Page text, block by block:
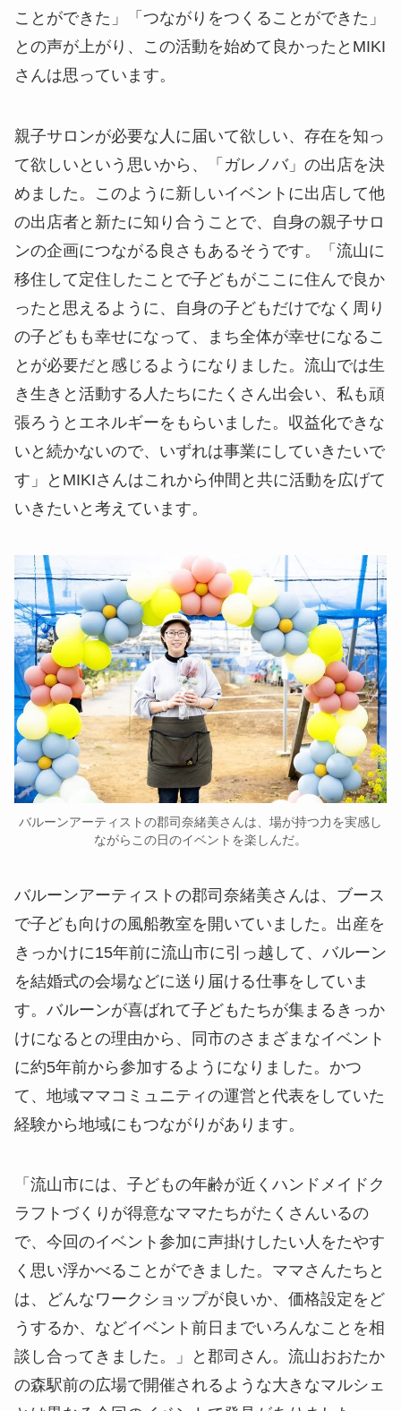
ことができた」「つながりをつくることができた」
との声が上がり、この活動を始めて良かったとMIKI
さんは思っています。
親子サロンが必要な人に届いて欲しい、存在を知っ
て欲しいという思いから、「ガレノバ」の出店を決
めました。このように新しいイベントに出店して他
の出店者と新たに知り合うことで、自身の親子サロ
ンの企画につながる良さもあるそうです。「流山に
移住して定住したことで子どもがここに住んで良か
ったと思えるように、自身の子どもだけでなく周り
の子どもも幸せになって、まち全体が幸せになるこ
とが必要だと感じるようになりました。流山では生
き生きと活動する人たちにたくさん出会い、私も頑
張ろうとエネルギーをもらいました。収益化できな
いと続かないので、いずれは事業にしていきたいで
す」とMIKIさんはこれから仲間と共に活動を広げて
いきたいと考えています。
バルーンアーティストの郡司奈緒美さんは、場が持つ力を実感し
ながらこの日のイベントを楽しんだ。
バルーンアーティストの郡司奈緒美さんは、ブース
で子ども向けの風船教室を開いていました。出産を
きっかけに15年前に流山市に引っ越して、バルーン
を結婚式の会場などに送り届ける仕事をしていま
す。バルーンが喜ばれて子どもたちが集まるきっか
けになるとの理由から、同市のさまざまなイベント
に約5年前から参加するようになりました。かつ
て、地域ママコミュニティの運営と代表をしていた
経験から地域にもつながりがあります。
「流山市には、子どもの年齢が近くハンドメイドク
ラフトづくりが得意なママたちがたくさんいるの
で、今回のイベント参加に声掛けしたい人をたやす
く思い浮かべることができました。ママさんたちと
は、どんなワークショップが良いか、価格設定をど
うするか、などイベント前日までいろんなことを相
談し合ってきました。」と郡司さん。流山おおたか
の森駅前の広場で開催されるような大きなマルシェ